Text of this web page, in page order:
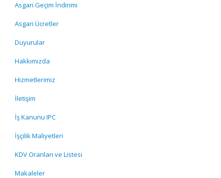
Asgari Geçim İndirimi
Asgari Ücretler
Duyurular
Hakkımızda
Hizmetlerimiz
İletişim
İş Kanunu IPC
İşçilik Maliyetleri
KDV Oranları ve Listesi
Makaleler